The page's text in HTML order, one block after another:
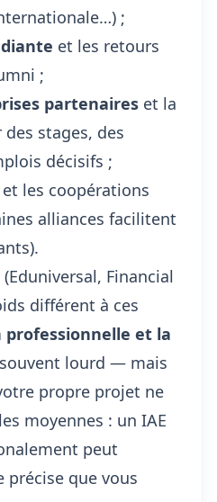
;
et les retours
;
partenaires et la
stages, des
décisifs ;
et les coopérations
alliances facilitent
Financial
différent à ces
professionnelle et la
lourd — mais
propre projet ne
moyennes : un IAE
peut
précise que vous